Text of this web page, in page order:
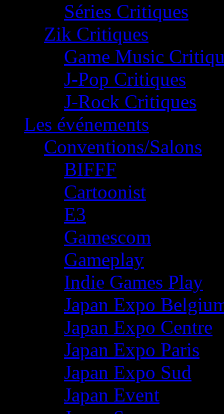
Séries Critiques
Zik Critiques
Game Music
J-Pop Critiques
J-Rock Critiques
Les événements
Conventions/Salons
BIFFF
Cartoonist
E3
Gamescom
Gameplay
Indie Games Play
Japan Expo
Japan Expo Centre
Japan Expo Paris
Japan Expo Sud
Japan Event